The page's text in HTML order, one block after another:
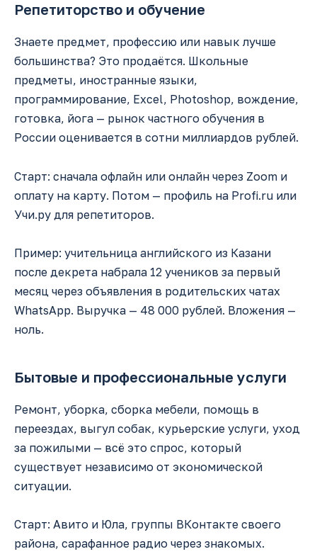
Репетиторство и обучение
Знаете предмет, профессию или навык лучше
большинства? Это продаётся. Школьные
предметы, иностранные языки,
программирование, Excel, Photoshop, вождение,
готовка, йога — рынок частного обучения в
России оценивается в сотни миллиардов рублей.
Старт: сначала офлайн или онлайн через Zoom и
оплату на карту. Потом — профиль на Profi.ru или
Учи.ру для репетиторов.
Пример: учительница английского из Казани
после декрета набрала 12 учеников за первый
месяц через объявления в родительских чатах
WhatsApp. Выручка — 48 000 рублей. Вложения —
ноль.
Бытовые и профессиональные услуги
Ремонт, уборка, сборка мебели, помощь в
переездах, выгул собак, курьерские услуги, уход
за пожилыми — всё это спрос, который
существует независимо от экономической
ситуации.
Старт: Авито и Юла, группы ВКонтакте своего
района, сарафанное радио через знакомых.